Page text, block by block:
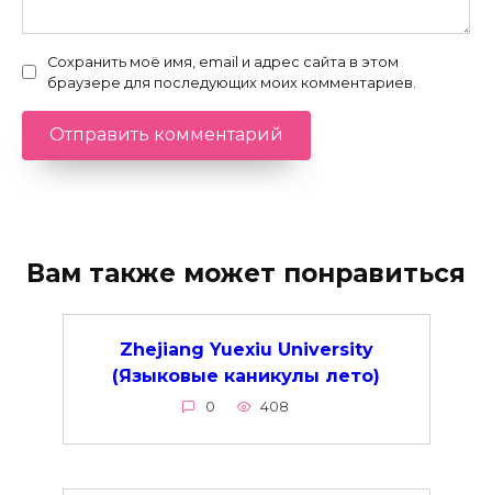
Сохранить моё имя, email и адрес сайта в этом
браузере для последующих моих комментариев.
Вам также может понравиться
Zhejiang Yuexiu University
(Языковые каникулы лето)
0 408